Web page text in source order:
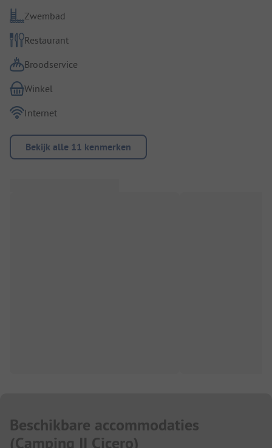
Zwembad
Restaurant
Broodservice
Winkel
Internet
Bekijk alle 11 kenmerken
Beschikbare accommodaties
(Camping II Cicero)